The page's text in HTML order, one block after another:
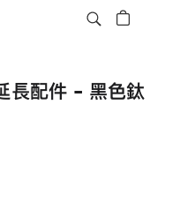
長配件 - 黑色鈦